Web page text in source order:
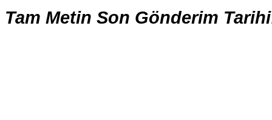
Tam Metin Son Gönderim